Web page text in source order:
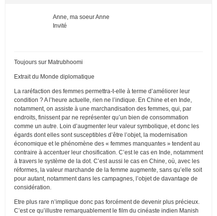
Anne, ma soeur Anne
Invité
Toujours sur Matrubhoomi
Extrait du Monde diplomatique
La raréfaction des femmes permettra-t-elle à terme d’améliorer leur
condition ? A l’heure actuelle, rien ne l’indique. En Chine et en Inde,
notamment, on assiste à une marchandisation des femmes, qui, par
endroits, finissent par ne représenter qu’un bien de consommation
comme un autre. Loin d’augmenter leur valeur symbolique, et donc les
égards dont elles sont susceptibles d’être l’objet, la modernisation
économique et le phénomène des « femmes manquantes » tendent au
contraire à accentuer leur chosification. C’est le cas en Inde, notamment
à travers le système de la dot. C’est aussi le cas en Chine, où, avec les
réformes, la valeur marchande de la femme augmente, sans qu’elle soit
pour autant, notamment dans les campagnes, l’objet de davantage de
considération.
Etre plus rare n’implique donc pas forcément de devenir plus précieux.
C’est ce qu’illustre remarquablement le film du cinéaste indien Manish